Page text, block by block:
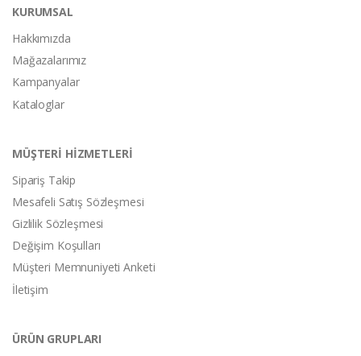
KURUMSAL
Hakkımızda
Mağazalarımız
Kampanyalar
Kataloglar
MÜŞTERİ HİZMETLERİ
Sipariş Takip
Mesafeli Satış Sözleşmesi
Gizlilik Sözleşmesi
Değişim Koşulları
Müşteri Memnuniyeti Anketi
İletişim
ÜRÜN GRUPLARI